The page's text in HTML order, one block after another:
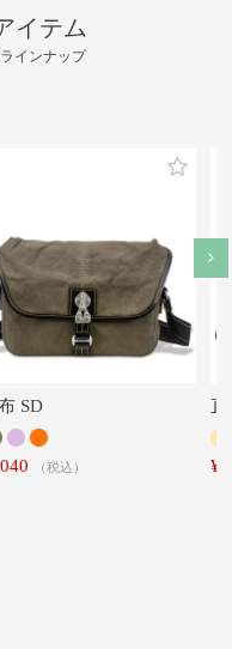
イテム
インナップ
SD
税込
直
¥